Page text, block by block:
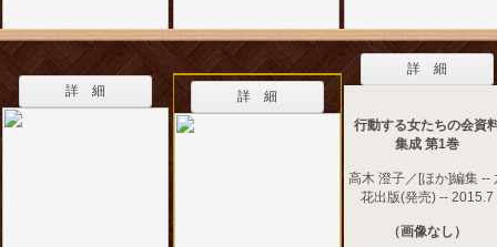
詳 細 詳 細
詳 細
行動する女たちの会資
集成 第1巻
高木 澄子／[ほか]編集 --
花出版(発売) -- 2015.7
（画像なし）